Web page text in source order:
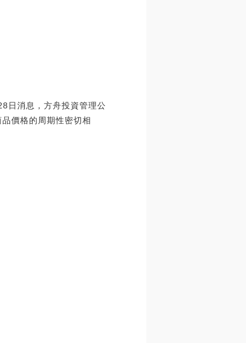
日消息，方舟投資管理公
價格的周期性密切相